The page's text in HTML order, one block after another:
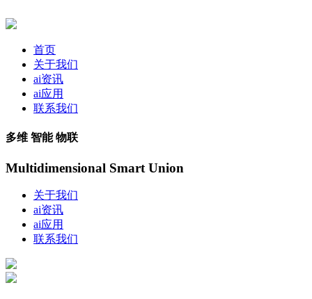
首页
关于我们
ai资讯
ai应用
联系我们
多维 智能 物联
Multidimensional Smart Union
关于我们
ai资讯
ai应用
联系我们